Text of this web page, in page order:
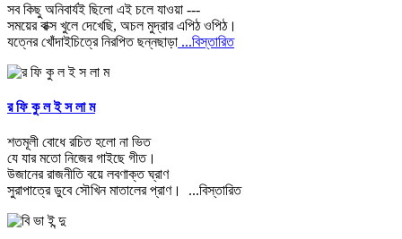
সব কিছু অনিবার্যই ছিলো এই চলে যাওয়া ---
সময়ের বাক্স খুলে দেখেছি, অচল মুদ্রার এপিঠ ওপিঠ।
যত্নের খোঁদাইচিত্রে নিরপিত ছন্নছাড়া ...বিস্তারিত
র ফি কু ল ই স লা ম
শতমূলী বোধে রচিত হলো না ভিত
যে যার মতো নিজের গাইছে গীত।
উজানের রাজনীতি বয়ে লবণাক্ত ঘ্রাণ
সুরাপাত্রে ডুবে সৌখিন মাতালের প্রাণ।
...বিস্তারিত